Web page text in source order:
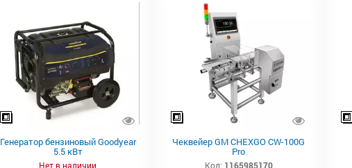
Генератор бензиновый Goodyear
5.5 кВт
Нет в наличии
Чеквейер GM CHEXGO CW-100G
Pro
Код: 1165985170